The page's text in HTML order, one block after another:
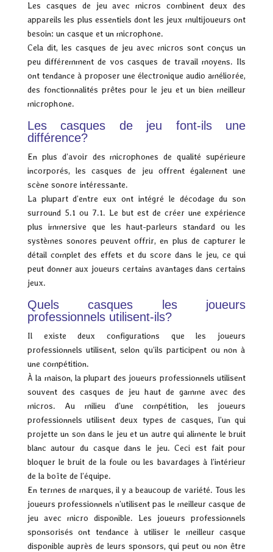
Les casques de jeu avec micros combinent deux des
appareils les plus essentiels dont les jeux multijoueurs ont
besoin: un casque et un microphone.
Cela dit, les casques de jeu avec micros sont conçus un
peu différemment de vos casques de travail moyens. Ils
ont tendance à proposer une électronique audio améliorée,
des fonctionnalités prêtes pour le jeu et un bien meilleur
microphone.
Les casques de jeu font-ils une
différence?
En plus d’avoir des microphones de qualité supérieure
incorporés, les casques de jeu offrent également une
scène sonore intéressante.
La plupart d’entre eux ont intégré le décodage du son
surround 5.1 ou 7.1. Le but est de créer une expérience
plus immersive que les haut-parleurs standard ou les
systèmes sonores peuvent offrir, en plus de capturer le
détail complet des effets et du score dans le jeu, ce qui
peut donner aux joueurs certains avantages dans certains
jeux.
Quels casques les joueurs
professionnels utilisent-ils?
Il existe deux configurations que les joueurs
professionnels utilisent, selon qu’ils participent ou non à
une compétition.
À la maison, la plupart des joueurs professionnels utilisent
souvent des casques de jeu haut de gamme avec des
micros. Au milieu d’une compétition, les joueurs
professionnels utilisent deux types de casques, l’un qui
projette un son dans le jeu et un autre qui alimente le bruit
blanc autour du casque dans le jeu. Ceci est fait pour
bloquer le bruit de la foule ou les bavardages à l’intérieur
de la boîte de l’équipe.
En termes de marques, il y a beaucoup de variété. Tous les
joueurs professionnels n’utilisent pas le meilleur casque de
jeu avec micro disponible. Les joueurs professionnels
sponsorisés ont tendance à utiliser le meilleur casque
disponible auprès de leurs sponsors, qui peut ou non être